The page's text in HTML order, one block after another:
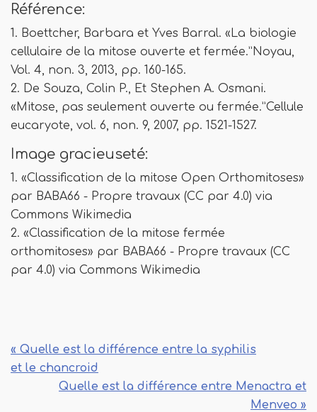
Référence:
1. Boettcher, Barbara et Yves Barral. «La biologie
cellulaire de la mitose ouverte et fermée.”Noyau,
Vol. 4, non. 3, 2013, pp. 160-165.
2. De Souza, Colin P., Et Stephen A. Osmani.
«Mitose, pas seulement ouverte ou fermée.”Cellule
eucaryote, vol. 6, non. 9, 2007, pp. 1521-1527.
Image gracieuseté:
1. «Classification de la mitose Open Orthomitoses»
par BABA66 - Propre travaux (CC par 4.0) via
Commons Wikimedia
2. «Classification de la mitose fermée
orthomitoses» par BABA66 - Propre travaux (CC
par 4.0) via Commons Wikimedia
« Quelle est la différence entre la syphilis
et le chancroid
Quelle est la différence entre Menactra et
Menveo »